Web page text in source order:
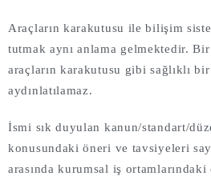
Araçların karakutusu ile bilişim
tutmak aynı anlama gelmektedir.
araçların karakutusu gibi sağlıklı
aydınlatılamaz.
İsmi sık duyulan kanun/standart/
konusundaki öneri ve tavsiyeleri
arasında kurumsal iş